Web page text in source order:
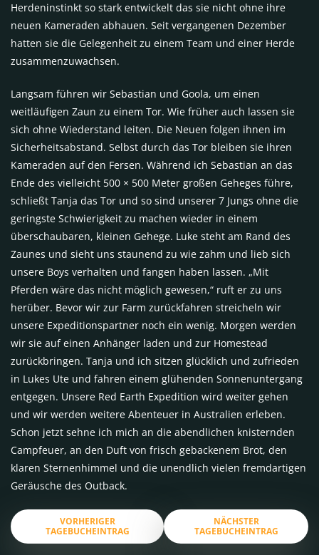
Herdeninstinkt so stark entwickelt das sie nicht ohne ihre
neuen Kameraden abhauen. Seit vergangenen Dezember
hatten sie die Gelegenheit zu einem Team und einer Herde
zusammenzuwachsen.
Langsam führen wir Sebastian und Goola, um einen
weitläufigen Zaun zu einem Tor. Wie früher auch lassen sie
sich ohne Wiederstand leiten. Die Neuen folgen ihnen im
Sicherheitsabstand. Selbst durch das Tor bleiben sie ihren
Kameraden auf den Fersen. Während ich Sebastian an das
Ende des vielleicht 500 × 500 Meter großen Geheges führe,
schließt Tanja das Tor und so sind unserer 7 Jungs ohne die
geringste Schwierigkeit zu machen wieder in einem
überschaubaren, kleinen Gehege. Luke steht am Rand des
Zaunes und sieht uns staunend zu wie zahm und lieb sich
unsere Boys verhalten und fangen haben lassen. „Mit
Pferden wäre das nicht möglich gewesen,“ ruft er zu uns
herüber. Bevor wir zur Farm zurückfahren streicheln wir
unsere Expeditionspartner noch ein wenig. Morgen werden
wir sie auf einen Anhänger laden und zur Homestead
zurückbringen. Tanja und ich sitzen glücklich und zufrieden
in Lukes Ute und fahren einem glühenden Sonnenuntergang
entgegen. Unsere Red Earth Expedition wird weiter gehen
und wir werden weitere Abenteuer in Australien erleben.
Schon jetzt sehne ich mich an die abendlichen knisternden
Campfeuer, an den Duft von frisch gebackenem Brot, den
klaren Sternenhimmel und die unendlich vielen fremdartigen
Geräusche des Outback.
VORHERIGER
TAGEBUCHEINTRAG
NÄCHSTER
TAGEBUCHEINTRAG